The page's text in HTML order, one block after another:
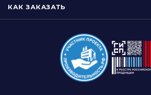
КАК ЗАКАЗАТЬ